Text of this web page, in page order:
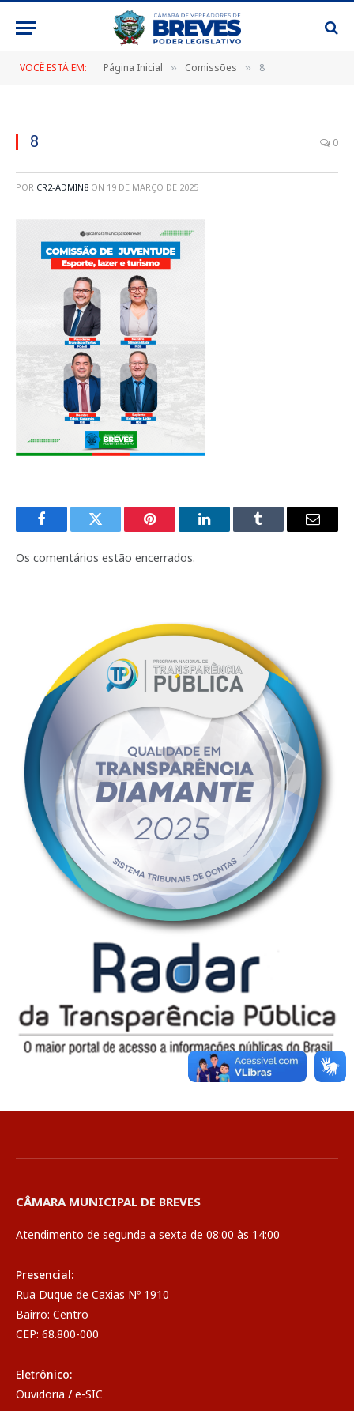
VOCÊ ESTÁ EM: Página Inicial » Comissões » 8
8 0
POR CR2-ADMIN8 ON 19 DE MARÇO DE 2025
FacebookTwitter Pinterest LinkedInTumblr
E-
Os comentários estão encerrados.
CÂMARA MUNICIPAL DE BREVES
Atendimento de segunda a sexta de 08:00 às 14:00
Presencial:
Rua Duque de Caxias Nº 1910
Bairro: Centro
CEP: 68.800-000
Eletrônico:
Ouvidoria / e-SIC